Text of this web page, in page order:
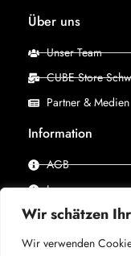
Wir schätzen
Wir verwenden
Über uns
Unser Team
CUBE Store
Partner & Medien
Information
AGB
Impressum
Datenschutz